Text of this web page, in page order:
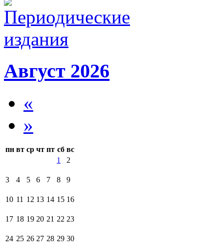
Август 2026
«
»
пн вт ср чт пт сб вс
1
2
3 4 5 6 7 8 9
10 11 12 13 14 15 16
17 18 19 20 21 22 23
24 25 26 27 28 29 30